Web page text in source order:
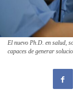
El nuevo Ph.D. en salud,
capaces de generar